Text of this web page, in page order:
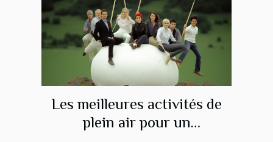
Les meilleures activités de
plein air pour un